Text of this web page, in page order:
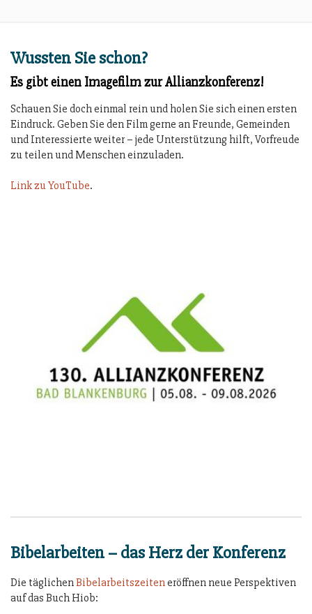
Wussten Sie schon?
Es gibt einen Imagefilm zur Allianzkonferenz!
Schauen Sie doch einmal rein und holen Sie sich einen ersten
Eindruck. Geben Sie den Film gerne an Freunde, Gemeinden
und Interessierte weiter – jede Unterstützung hilft, Vorfreude
zu teilen und Menschen einzuladen.
Link zu YouTube.
Bibelarbeiten – das Herz der Konferenz
Die täglichenBibelarbeitszeiteneröffnen neue Perspektiven
auf das Buch Hiob: